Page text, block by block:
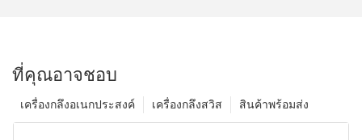
ที่คุณอาจชอบ
สินค้าพร้อมส่ง
เครื่องกลึงสวิส
เครื่องกลึงอเนกประสงค์